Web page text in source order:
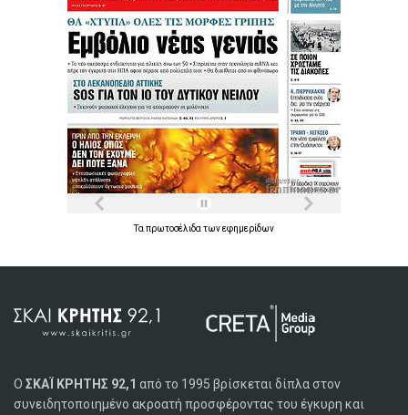
Τα πρωτοσέλιδα τωνεφημερίδων
Ο ΣΚΑΪ ΚΡΗΤΗΣ 92,1 από το 1995 βρίσκεται δίπλα στον
συνειδητοποιημένο ακροατή προσφέροντας του έγκυρη και